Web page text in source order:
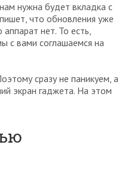
нужна будет вкладка с
что обновления уже
нет. То есть,
с вами соглашаемся на
сразу не паникуем, а
экран гаджета. На этом